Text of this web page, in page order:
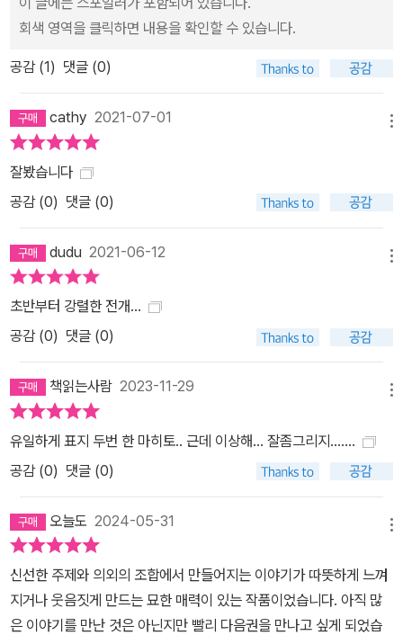
회색 영역을 클릭하면 내용을 확인할 수 있습니다.
공감 (1) 댓글 (0)
cathy 2021-07-01
잘봤습니다
공감 (0) 댓글 (0)
dudu 2021-06-12
초반부터 강렬한 전개...
공감 (0) 댓글 (0)
책읽는사람 2023-11-29
유일하게 표지 두번 한 마히토.. 근데 이상해... 잘좀그리지.......
공감 (0) 댓글 (0)
오늘도 2024-05-31
신선한 주제와 의외의 조합에서 만들어지는 이야기가 따뜻하게 느껴
지거나 웃음짓게 만드는 묘한 매력이 있는 작품이었습니다. 아직 많
은 이야기를 만난 것은 아닌지만 빨리 다음권을 만나고 싶게 되었습